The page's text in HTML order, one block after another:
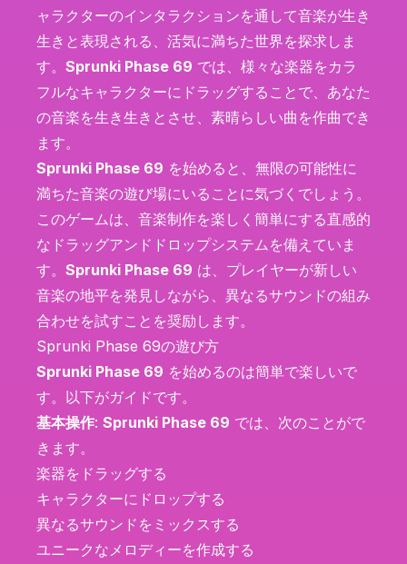
ャラクターのインタラクションを通して音楽が生き
生きと表現される、活気に満ちた世界を探求しま
す。 Sprunki Phase 69 では、様々な楽器をカラ
フルなキャラクターにドラッグすることで、あなた
の音楽を生き生きとさせ、素晴らしい曲を作曲でき
ます。
Sprunki Phase 69 を始めると、無限の可能性に
満ちた音楽の遊び場にいることに気づくでしょう。
このゲームは、音楽制作を楽しく簡単にする直感的
なドラッグアンドドロップシステムを備えていま
す。 Sprunki Phase 69 は、プレイヤーが新しい
音楽の地平を発見しながら、異なるサウンドの組み
合わせを試すことを奨励します。
Sprunki Phase 69の遊び方
Sprunki Phase 69 を始めるのは簡単で楽しいで
す。以下がガイドです。
基本操作: Sprunki Phase 69 では、次のことがで
きます。
楽器をドラッグする
キャラクターにドロップする
異なるサウンドをミックスする
ユニークなメロディーを作成する